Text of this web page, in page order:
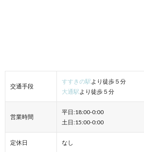
交通手段
すすきの駅より徒歩５分
大通駅より徒歩５分
営業時間
平日:18:00-0:00
土日:15:00-0:00
定休日 なし